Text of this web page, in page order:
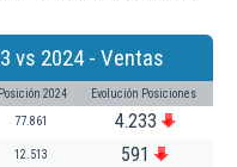
vs 2024 - Ventas
Posición 2024 Evolución Posiciones
77.861 4.233
12.513 591